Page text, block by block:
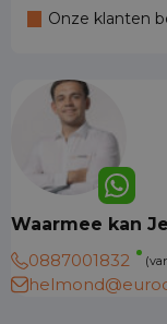
Onze klanten
Waarmee kan
0887001832